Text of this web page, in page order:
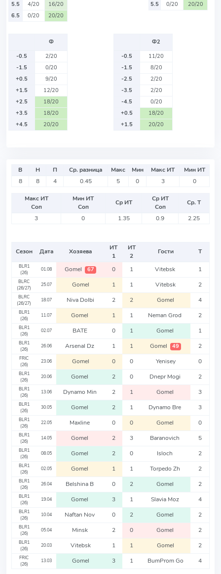
5.5
4/20
16/20
6.5
0/20 20/20
5.5
0/20 20/20
Ф
-0.5
2/20
-1.5
0/20
+0.5
9/20
+1.5
12/20
+2.5
18/20
+3.5
18/20
+4.5
20/20
Ф2
-0.5
11/20
-1.5
8/20
-2.5
2/20
-3.5
2/20
-4.5
0/20
+0.5
18/20
+1.5
20/20
В Н П Ср. разница Макс Мин Макс ИТ
Мин ИТ
8
8 4 0.45 5 0 3 0
Макс ИТ
Соп
Мин ИТ
Соп
Ср ИТ
Ср ИТ
Соп
Ср. Т
3
0 1.35 0.9 2.25
Сезон Дата Хозяева
ИТ
1
ИТ
2
Гости Т
BLR1
(26)
01.08 Gomel 67 0 1 Vitebsk 1
BLRC
(26/27)
25.07 Gomel 1 1 Vitebsk 2
BLRC
(26/27)
18.07 Niva Dolbi 2 2 Gomel 4
BLR1
(26)
11.07 Gomel 1 1 Neman Grod 2
BLR1
(26)
02.07 BATE 0 1 Gomel 1
BLR1
(26)
26.06 Arsenal Dz 1 1 Gomel 49 2
FRIC
(26)
23.06 Gomel 0 0 Yenisey 0
BLR1
(26)
20.06 Gomel 2 0 Dnepr Mogi 2
BLR1
(26)
13.06 Dynamo Min 2 1 Gomel 3
BLR1
(26)
30.05 Gomel 2 1 Dynamo Bre 3
BLR1
(26)
22.05 Maxline 0 0 Gomel 0
BLR1
(26)
14.05 Gomel 2 3 Baranovich 5
BLR1
(26)
08.05 Gomel 2 0 Isloch 2
BLR1
(26)
02.05 Gomel 1 1 Torpedo Zh 2
BLR1
(26)
26.04 Belshina B 0 2 Gomel 2
BLR1
(26)
19.04 Gomel 3 1 Slavia Moz 4
BLR1
(26)
10.04 Naftan Nov 0 2 Gomel 2
BLR1
(26)
05.04 Minsk 2 0 Gomel 2
BLR1
(26)
20.03 Vitebsk 1 1 Gomel 2
FRIC
(26)
13.03 Gomel 3 1 BumProm Go 4